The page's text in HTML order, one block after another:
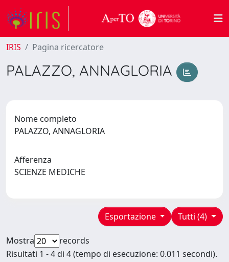
IRIS Pagina ricercatore
PALAZZO, ANNAGLORIA
Nome completo
PALAZZO, ANNAGLORIA
Afferenza
SCIENZE MEDICHE
Tutti (4)
Esportazione
Mostra
records
Risultati 1 - 4 di 4 (tempo di esecuzione: 0.011 secondi).